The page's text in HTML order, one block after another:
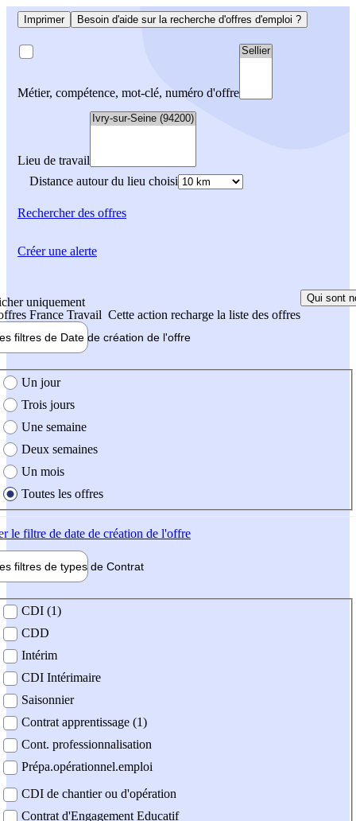
Imprimer Besoin d'aide sur la recherche d'offres d'emploi ?
Métier, compétence, mot-clé, numéro d'offre
Lieu de travail
Distance autour du lieu choisi
Rechercherdes offres
uniquement
France Travail Cette action recharge la liste des offres
Qui sont
filtres de Date de création de l'offre
création de l'offre
Un jour
Trois jours
Une semaine
Deux semaines
Un mois
Toutes les offres
le filtre de date de création de l'offre
filtres de types de Contrat
contrat
CDI (1)
CDD
Intérim
CDI Intérimaire
Saisonnier
Contrat apprentissage (1)
Cont. professionnalisation
Prépa.opérationnel.emploi
CDI de chantier ou d'opération
Contrat d'Engagement Educatif
Créer une alerte